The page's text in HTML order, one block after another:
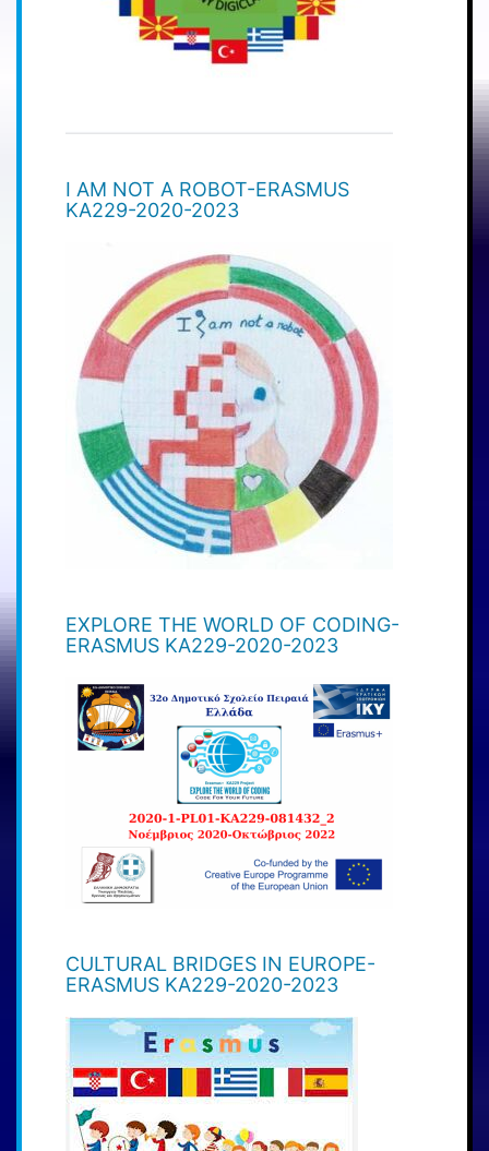
I AM NOT A ROBOT-ERASMUS
KA229-2020-2023
EXPLORE THE WORLD OF CODING-
ERASMUS KA229-2020-2023
CULTURAL BRIDGES IN EUROPE-
ERASMUS KA229-2020-2023